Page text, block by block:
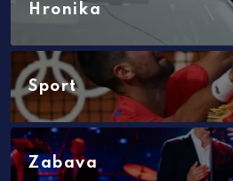
Hronika
Sport
Zabava